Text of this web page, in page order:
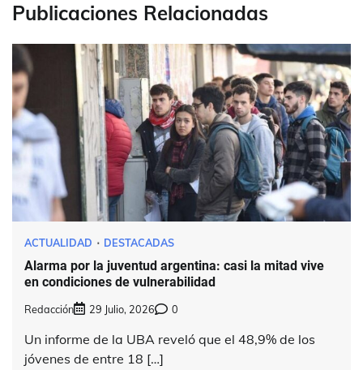
Publicaciones Relacionadas
ACTUALIDAD DESTACADAS
Alarma por la juventud argentina: casi la mitad vive
en condiciones de vulnerabilidad
Redacción 29 Julio, 2026 0
Un informe de la UBA reveló que el 48,9% de los
jóvenes de entre 18 […]